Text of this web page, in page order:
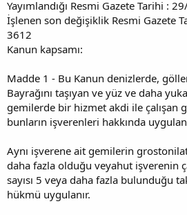
Yayımlandığı Resmi Gazete Tarihi :
İşlenen son değişiklik Resmi Gazete
3612
Kanun kapsamı:
Madde 1 - Bu Kanun denizlerde,
Bayrağını taşıyan ve yüz ve daha
gemilerde bir hizmet akdi ile çalışan
bunların işverenleri hakkında
Aynı işverene ait gemilerin
daha fazla olduğu veyahut işverenin
sayısı 5 veya daha fazla bulunduğu
hükmü uygulanır.